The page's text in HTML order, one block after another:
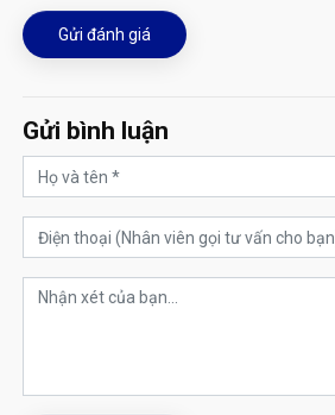
Gửi đánh giá
Gửi bình luận